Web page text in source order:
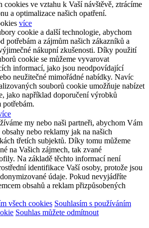
ve vztahu k Vaší návštěvě, ztrácíme
a optimalizace našich opatření.
více
cookie a další technologie, abychom
potřebám a zájmům našich zákazníků a
nákupní zkušenosti. Díky použití
cookie se můžeme vyvarovat
informací, jako jsou neodpovídající
neužitečné mimořádné nabídky. Navíc
souborů cookie umožňuje nabízet
jako například doporučení výrobků
potřebám.
my nebo naši partneři, abychom Vám
nebo reklamy jak na našich
třetích subjektů. Díky tomu můžeme
na Vašich zájmech, tak zvané
Na základě těchto informací není
identifikace Vaší osoby, protože jsou
údaje. Pokud nevyjádříte
obsahů a reklam přizpůsobených
všech cookies Souhlasím s používáním
Souhlas můžete odmítnout